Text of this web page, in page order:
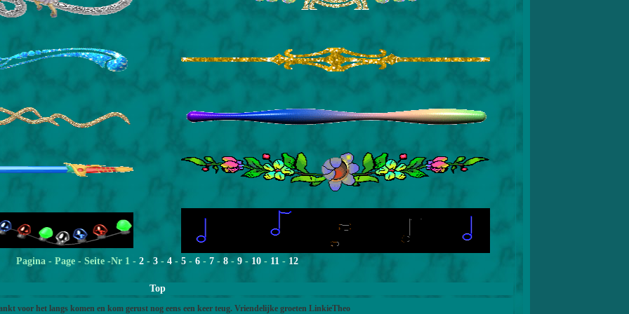
Pagina - Page - Seite -Nr 1 - 2 - 3 - 4 - 5 - 6 - 7 - 8 - 9 - 10 - 11 - 12
Top
voor het langs komen en kom gerust nog eens een keer teug. Vriendelijke groeten LinkieTheo